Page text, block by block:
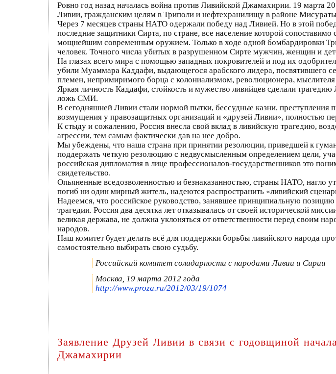
Ровно год назад началась война против Ливийской Джамахирии. 19 марта
Ливии, гражданским целям в Триполи и нефтехранилищу в районе
Через 7 месяцев страны НАТО одержали победу над Ливией. Но в этой
последние защитники Сирта, по стране, все население которой
мощнейшим современным оружием. Только в ходе одной бомбардировки
человек. Точного числа убитых в разрушенном Сирте мужчин, женщин и
На глазах всего мира с помощью западных покровителей и под их
убили Муаммара Каддафи, выдающегося арабского лидера, посвятившего
племен, непримиримого борца с колониализмом, революционера, мыслителя
Яркая личность Каддафи, стойкость и мужество ливийцев сделали
ложь СМИ.
В сегодняшней Ливии стали нормой пытки, бессудные казни, преступления
возмущения у правозащитных организаций и «друзей Ливии», полностью
К стыду и сожалению, Россия внесла свой вклад в ливийскую трагедию,
агрессии, тем самым фактически дав на нее добро.
Мы убеждены, что наша страна при принятии резолюции, приведшей к
поддержать четкую резолюцию с недвусмысленным определением цели,
российская дипломатия в лице профессионалов-государственников это
свидетельство.
Опьяненные вседозволенностью и безнаказанностью, страны НАТО,
погиб ни один мирный житель, надеются распространить «ливийский
Надеемся, что российское руководство, занявшее принципиальную
трагедии. Россия два десятка лет отказывалась от своей исторической
великая держава, не должна уклоняться от ответственности перед своим
народов.
Наш комитет будет делать всё для поддержки борьбы ливийского народа
самостоятельно выбирать свою судьбу.
Российский комитет солидарности с народами Ливии и Сирии
Москва, 19 марта 2012 года
http://www.proza.ru/2012/03/19/1074
Заявление Друзей Ливии в связи с годовщиной
Джамахирии